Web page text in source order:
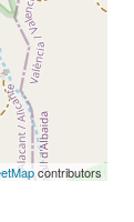
contributors